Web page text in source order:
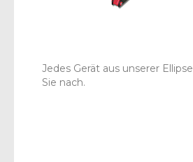
Jedes Gerät aus unserer
Sie nach.